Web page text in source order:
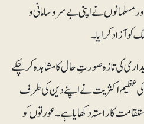
اور مسلمانوں نے اپنی بے سروسامانی و
آزاد کرایا۔
کی تازہ صورتِ حال کا مشاہدہ کرچکے
کی عظیم اکثریت نے اپنے دین کی طرف
کا راستہ دکھایا ہے۔ عورتوں کو